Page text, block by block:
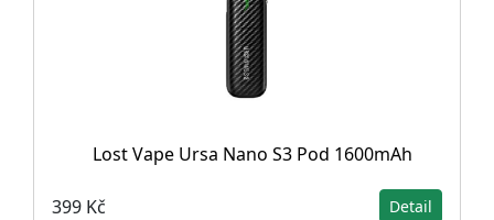
Lost Vape Ursa Nano S3 Pod 1600mAh
399 Kč Detail